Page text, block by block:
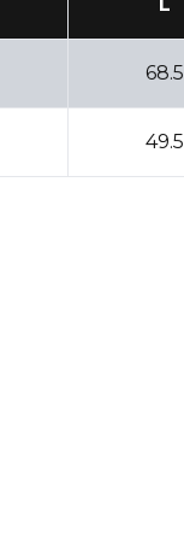
68.5
49.5